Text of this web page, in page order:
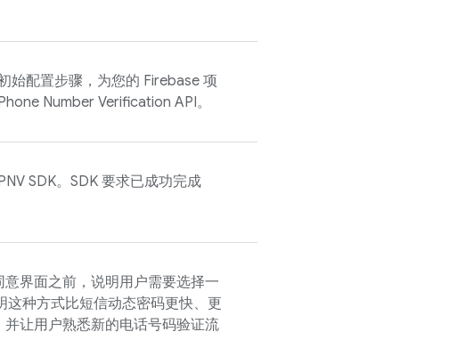
始配置步骤，为您的 Firebase 项
Number Verification API。
SDK。SDK 要求已成功完成
意界面之前，说明用户需要选择一
这种方式比短信动态密码更快、更
让用户熟悉新的电话号码验证流